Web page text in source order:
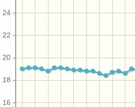
16
18
20
22
24